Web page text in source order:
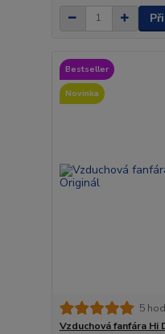
Bestseller
Novinka
5
Vzduchová fanfára Hi